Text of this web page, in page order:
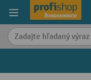
content